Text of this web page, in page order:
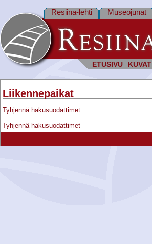
ETUSIVU KUVAT
Resiina-lehti Museojunat
Liikennepaikat
Tyhjennä hakusuodattimet
Tyhjennä hakusuodattimet